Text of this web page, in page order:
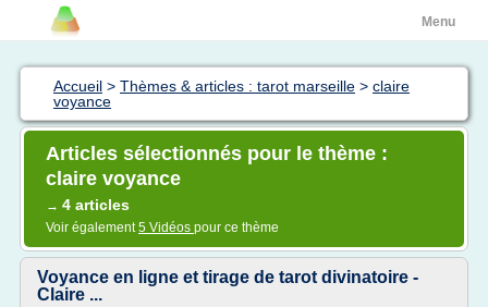
Menu
Accueil > Thèmes & articles : tarot marseille > claire
voyance
Articles sélectionnés pour le thème :
claire voyance
→ 4 articles
Voir également5 Vidéos pour ce thème
Voyance en ligne et tirage de tarot divinatoire -
Claire ...